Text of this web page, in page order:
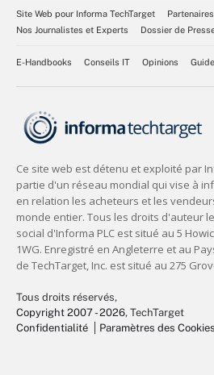
Site Web pour Informa TechTarget Partenaires
Nos Journalistes et Experts
Dossier de
E-Handbooks Conseils IT Opinions
Tous droits réservés,
Copyright 2007 - 2026, TechTarget
Confidentialité
Paramètres des Cookies